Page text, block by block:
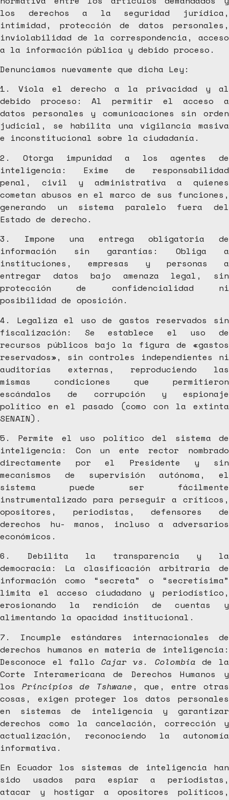
los derechos a la seguridad jurídica,
intimidad, protección de datos personales,
inviolabilidad de la correspondencia, acceso
a la información pública y debido proceso.
Denunciamos nuevamente que dicha Ley:
1. Viola el derecho a la privacidad y al
debido proceso: Al permitir el acceso a
datos personales y comunicaciones sin orden
judicial, se habilita una vigilancia masiva
e inconstitucional sobre la ciudadanía.
2. Otorga impunidad a los agentes de
inteligencia: Exime de responsabilidad
penal, civil y administrativa a quienes
cometan abusos en el marco de sus funciones,
generando un sistema paralelo fuera del
Estado de derecho.
3. Impone una entrega obligatoria de
información sin garantías: Obliga a
instituciones, empresas y personas a
entregar datos bajo amenaza legal, sin
protección de confidencialidad ni
posibilidad de oposición.
4. Legaliza el uso de gastos reservados sin
fiscalización: Se establece el uso de
recursos públicos bajo la figura de «gastos
reservados», sin controles independientes ni
auditorías externas, reproduciendo las
mismas condiciones que permitieron
escándalos de corrupción y espionaje
político en el pasado (como con la extinta
SENAIN).
5. Permite el uso político del sistema de
inteligencia: Con un ente rector nombrado
directamente por el Presidente y sin
mecanismos de supervisión autónoma, el
sistema puede ser fácilmente
instrumentalizado para perseguir a críticos,
opositores, periodistas, defensores de
derechos hu- manos, incluso a adversarios
económicos.
6. Debilita la transparencia y la
democracia: La clasificación arbitraria de
información como “secreta” o “secretísima”
limita el acceso ciudadano y periodístico,
erosionando la rendición de cuentas y
alimentando la opacidad institucional.
7. Incumple estándares internacionales de
derechos humanos en materia de inteligencia:
Desconoce el fallo Cajar vs. Colombiade la
Corte Interamericana de Derechos Humanos y
los Principios de Tshwane , que, entre otras
cosas, exigen proteger los datos personales
en sistemas de inteligencia y garantizar
derechos como la cancelación, corrección y
actualización, reconociendo la autonomía
informativa.
En Ecuador los sistemas de inteligencia han
sido usados para espiar a periodistas,
atacar y hostigar a opositores políticos,